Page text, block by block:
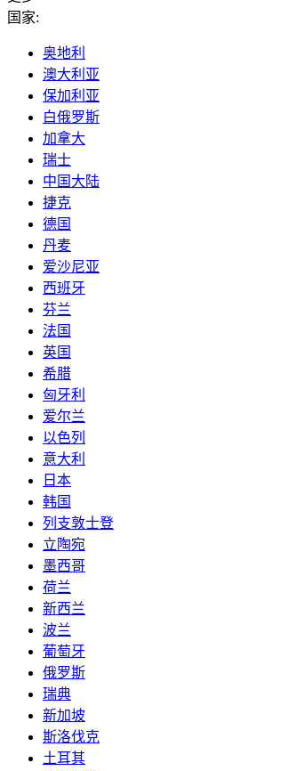
国家:
奥地利
澳大利亚
保加利亚
白俄罗斯
加拿大
瑞士
中国大陆
捷克
德国
丹麦
爱沙尼亚
西班牙
芬兰
法国
英国
希腊
匈牙利
爱尔兰
以色列
意大利
日本
韩国
列支敦士登
立陶宛
墨西哥
荷兰
新西兰
波兰
葡萄牙
俄罗斯
瑞典
新加坡
斯洛伐克
土耳其